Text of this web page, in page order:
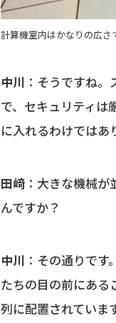
計算機室内はかなりの広さ
中川 ：そうですね
で、セキュリティは
に入れるわけではあ
田﨑 ：大きな機械
んですか？
中川 ：その通りで
たちの目の前にある
列に配置されています